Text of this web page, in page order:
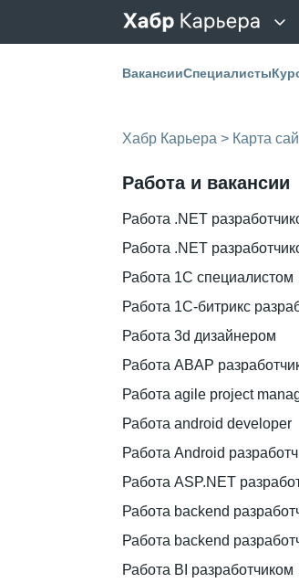
ВакансииСпециалисты
Хабр Карьера > Карта
Работа и вакансии
Работа .NET
Работа .NET
Работа 1C специалистом
Работа 1С-битрикс
Работа 3d дизайнером
Работа ABAP
Работа agile project
Работа android developer
Работа Android
Работа ASP.NET
Работа backend
Работа backend
Работа BI разработчиком